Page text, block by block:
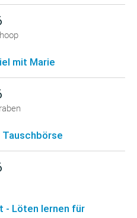
mit Marie
- Löten lernen für